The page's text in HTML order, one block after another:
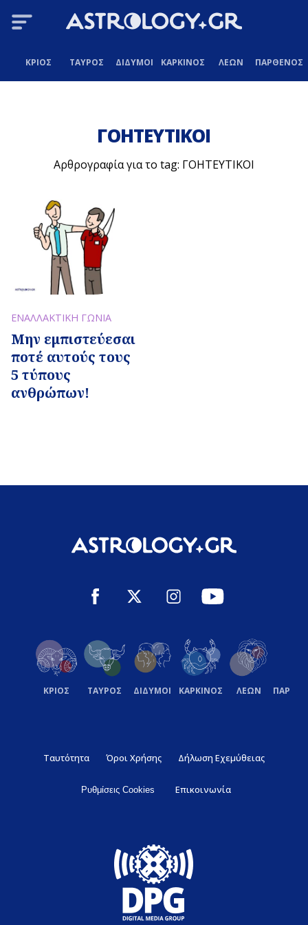
ΚΡΙΟΣ ΤΑΥΡΟΣ ΔΙΔΥΜΟΙ ΚΑΡΚΙΝΟΣ ΛΕΩΝ ΠΑΡΘΕΝΟΣ
ΓΟΗΤΕΥΤΙΚΟΙ
Αρθρογραφία για το tag: ΓΟΗΤΕΥΤΙΚΟΙ
ΕΝΑΛΛΑΚΤΙΚΗ ΓΩΝΙΑ
Μην εμπιστεύεσαι
ποτέ αυτούς τους
5 τύπους
ανθρώπων!
ΚΡΙΟΣ ΤΑΥΡΟΣ ΔΙΔΥΜΟΙ ΚΑΡΚΙΝΟΣ ΛΕΩΝ
Ταυτότητα Όροι Χρήσης Δήλωση Εχεμύθειας
Ρυθμίσεις Cookies Επικοινωνία